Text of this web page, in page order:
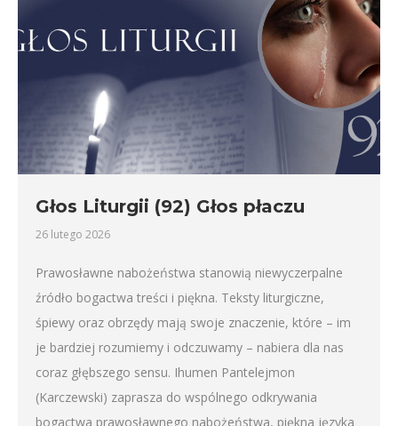
Głos Liturgii (92) Głos płaczu
26 lutego 2026
Prawosławne nabożeństwa stanowią niewyczerpalne
źródło bogactwa treści i piękna. Teksty liturgiczne,
śpiewy oraz obrzędy mają swoje znaczenie, które – im
je bardziej rozumiemy i odczuwamy – nabiera dla nas
coraz głębszego sensu. Ihumen Pantelejmon
(Karczewski) zaprasza do wspólnego odkrywania
bogactwa prawosławnego nabożeństwa, piękna języka